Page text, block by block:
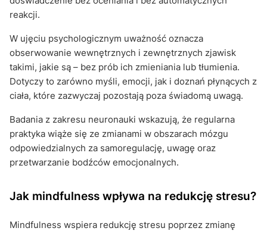
reakcji.
W ujęciu psychologicznym uważność oznacza
obserwowanie wewnętrznych i zewnętrznych zjawisk
takimi, jakie są – bez prób ich zmieniania lub tłumienia.
Dotyczy to zarówno myśli, emocji, jak i doznań płynących z
ciała, które zazwyczaj pozostają poza świadomą uwagą.
Badania z zakresu neuronauki wskazują, że regularna
praktyka wiąże się ze zmianami w obszarach mózgu
odpowiedzialnych za samoregulację, uwagę oraz
przetwarzanie bodźców emocjonalnych.
Jak mindfulness wpływa na redukcję stresu?
Mindfulness wspiera redukcję stresu poprzez zmianę